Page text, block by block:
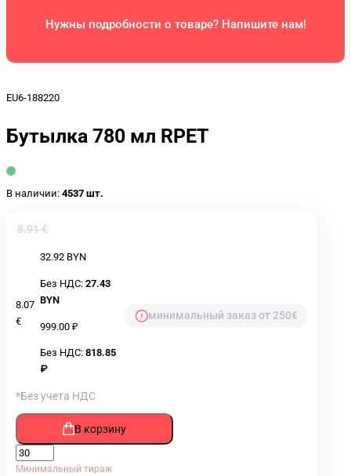
Нужны подробности о товаре? Напишите нам!
EU6-188220
Бутылка 780 мл RPET
В наличии: 4537 шт.
8.07
€
32.92 BYN
Без НДС: 27.43
BYN
999.00 ₽
Без НДС: 818.85
₽
минимальный заказ от 250€
8.91 €
*Без учета НДС
В корзину
Минимальный тираж